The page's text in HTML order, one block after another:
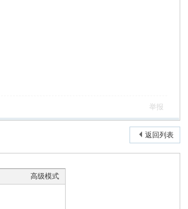
举报
返回列表
高级模式